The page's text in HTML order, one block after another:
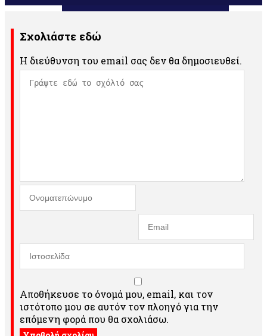
Σχολιάστε εδώ
Η διεύθυνση του email σας δεν θα δημοσιευθεί.
Αποθήκευσε το όνομά μου, email, και τον
ιστότοπο μου σε αυτόν τον πλοηγό για την
επόμενη φορά που θα σχολιάσω.